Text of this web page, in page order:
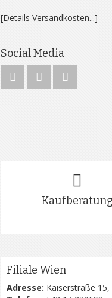
[Details Versandkosten...]
Social Media
Kaufberatung
Filiale Wien
Adresse: Kaiserstraße